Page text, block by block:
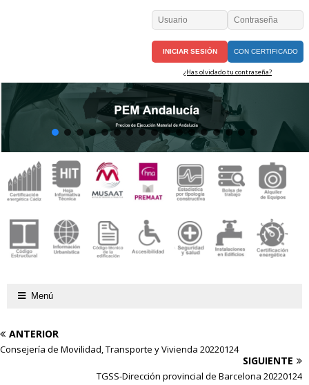
CON CERTIFICADO
¿Has olvidado tu contraseña?
Menú
ANTERIOR
Consejería de Movilidad, Transporte y Vivienda 20220124
SIGUIENTE
TGSS-Dirección provincial de Barcelona 20220124